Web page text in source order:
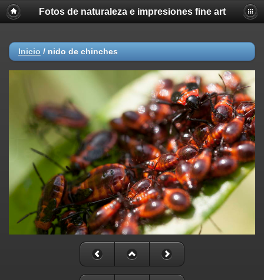
Fotos de naturaleza e impresiones fine art
Inicio / nido de chinches